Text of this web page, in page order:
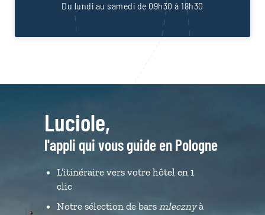
Du lundi au samedi de 09h30 à 18h30
Luciole,
l'appli qui vous guide en Pologne
L’itinéraire vers votre hôtel en 1
clic
Notre sélection de bars mlecznyà